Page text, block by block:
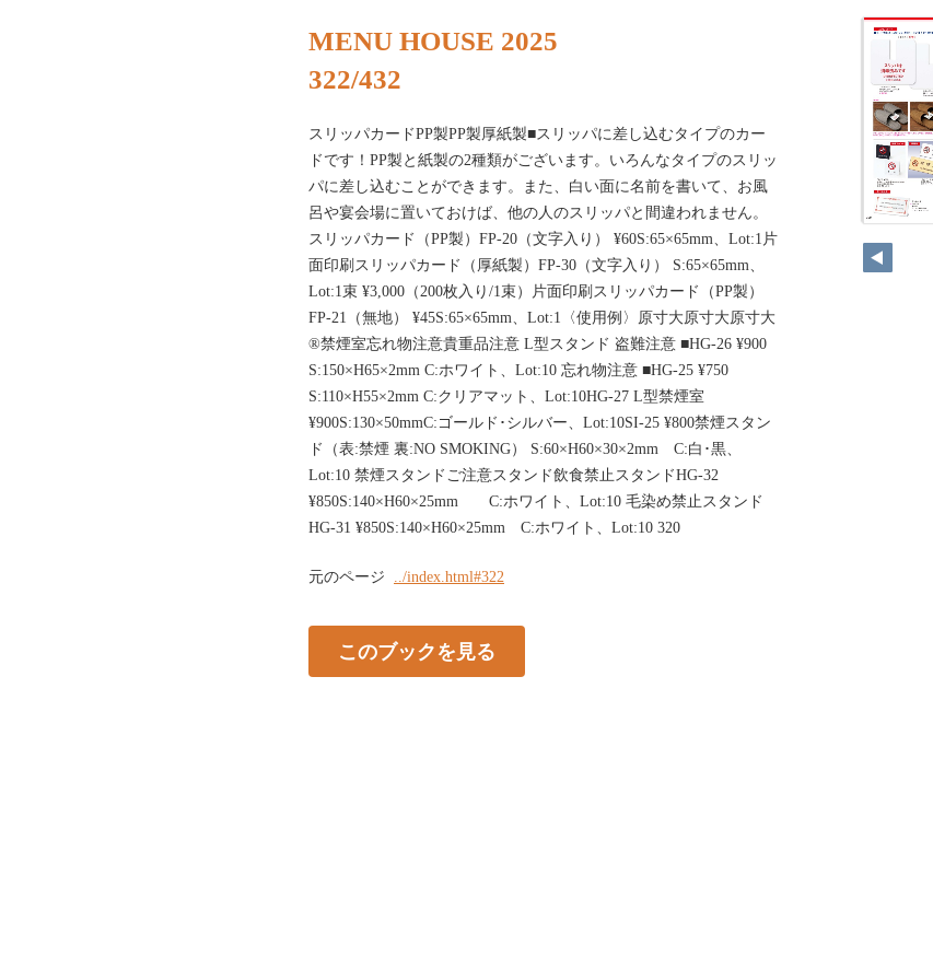
MENU HOUSE 2025
322/432
スリッパカードPP製PP製厚紙製■スリッパに差し込むタイプのカー
ドです！PP製と紙製の2種類がございます。いろんなタイプのスリッ
パに差し込むことができます。また、白い面に名前を書いて、お風
呂や宴会場に置いておけば、他の人のスリッパと間違われません。
スリッパカード（PP製）FP-20（文字入り） ¥60S:65×65mm、Lot:1片
面印刷スリッパカード（厚紙製）FP-30（文字入り） S:65×65mm、
Lot:1束 ¥3,000（200枚入り/1束）片面印刷スリッパカード（PP製）
FP-21（無地） ¥45S:65×65mm、Lot:1〈使用例〉原寸大原寸大原寸大
®禁煙室忘れ物注意貴重品注意 L型スタンド 盗難注意 ■HG-26 ¥900
S:150×H65×2mm C:ホワイト、Lot:10 忘れ物注意 ■HG-25 ¥750
S:110×H55×2mm C:クリアマット、Lot:10HG-27 L型禁煙室
¥900S:130×50mmC:ゴールド･シルバー、Lot:10SI-25 ¥800禁煙スタン
ド（表:禁煙 裏:NO SMOKING） S:60×H60×30×2mm C:白･黒、
Lot:10 禁煙スタンドご注意スタンド飲食禁止スタンドHG-32
¥850S:140×H60×25mm C:ホワイト、Lot:10 毛染め禁止スタンド
HG-31 ¥850S:140×H60×25mm C:ホワイト、Lot:10 320
元のページ ../index.html#322
このブックを見る